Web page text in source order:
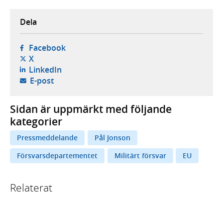
Dela
Facebook- öppnas i ny flik, extern webbplats,
X- öppnas i ny flik, extern webbplats,
LinkedIn- öppnas i ny flik, extern webbplats,
E-post- öppnar din e-postklient,
Sidan är uppmärkt med följande
kategorier
Pressmeddelande
Pål Jonson
Försvarsdepartementet
Militärt försvar EU
Relaterat